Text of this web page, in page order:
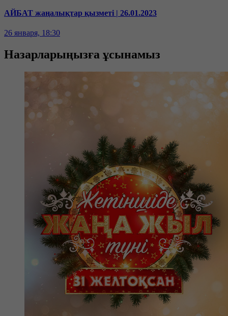
АЙБАТ жаңалықтар қызметі | 26.01.2023
26 января, 18:30
Назарларыңызға ұсынамыз